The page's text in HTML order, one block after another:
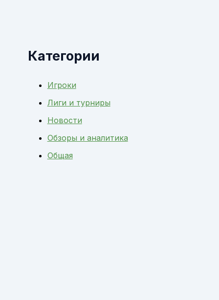
Категории
Игроки
Лиги и турниры
Новости
Обзоры и аналитика
Общая